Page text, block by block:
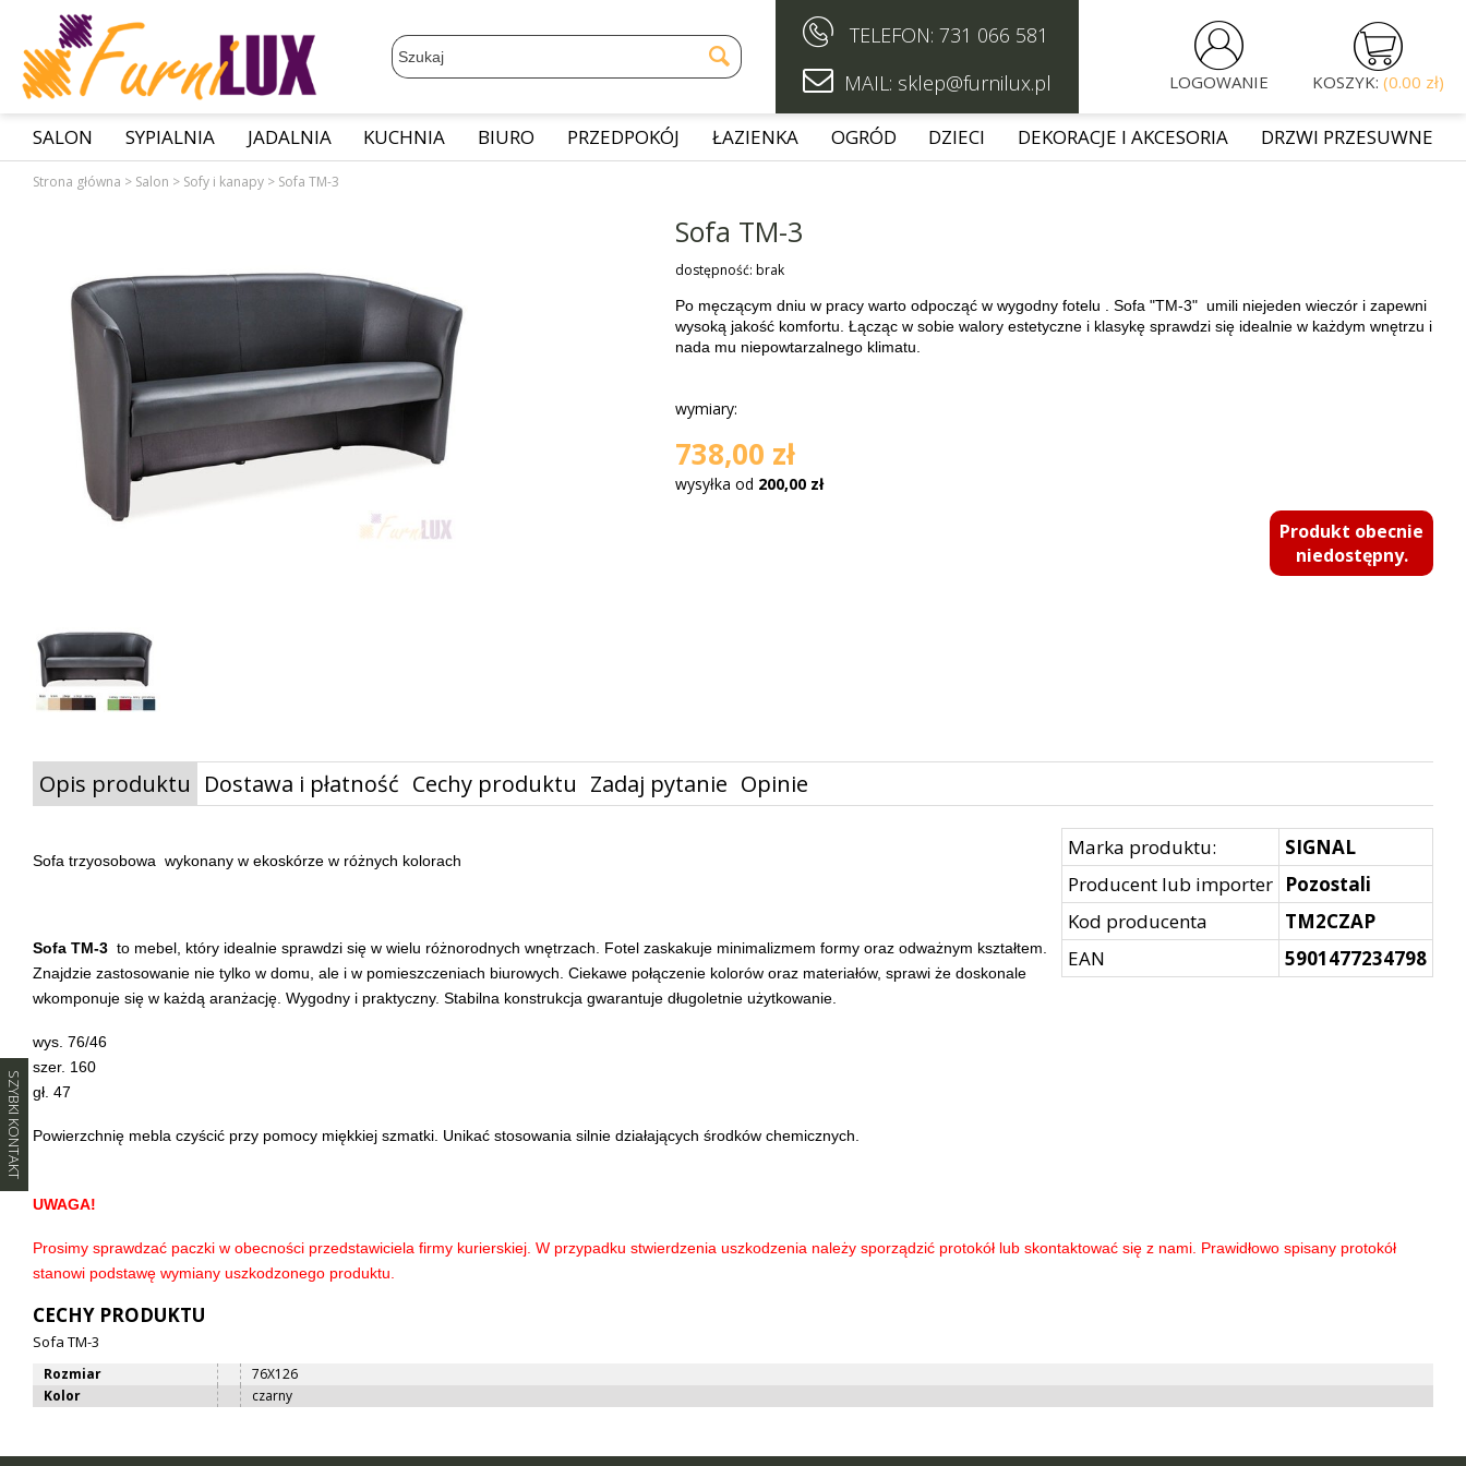
SZYBKI KONTAKT
Strona główna > Salon > Sofy i kanapy > Sofa TM-3
Sofa TM-3
dostępność: brak
Po męczącym dniu w pracy warto odpocząć w wygodny fotelu . Sofa "TM-3" umili niejeden wieczór i zapewni
wysoką jakość komfortu. Łącząc w sobie walory estetyczne i klasykę sprawdzi się idealnie w każdym wnętrzu i
nada mu niepowtarzalnego klimatu.
wymiary:
738,00 zł
wysyłka od 200,00 zł
Produkt obecnie
niedostępny.
Opis produktu Dostawa i płatność Cechy produktu Zadaj pytanie Opinie
Marka produktu:
SIGNAL
Producent lub importer Pozostali
Kod producenta
TM2CZAP
EAN
5901477234798
Sofa trzyosobowa wykonany w ekoskórze w różnych kolorach
Sofa TM-3 to mebel, który idealnie sprawdzi się w wielu różnorodnych wnętrzach. Fotel zaskakuje minimalizmem formy oraz odważnym kształtem.
Znajdzie zastosowanie nie tylko w domu, ale i w pomieszczeniach biurowych. Ciekawe połączenie kolorów oraz materiałów, sprawi że doskonale
wkomponuje się w każdą aranżację. Wygodny i praktyczny. Stabilna konstrukcja gwarantuje długoletnie użytkowanie.
wys. 76/46
szer. 160
gł. 47
Powierzchnię mebla czyścić przy pomocy miękkiej szmatki. Unikać stosowania silnie działających środków chemicznych.
UWAGA!
Prosimy sprawdzać paczki w obecności przedstawiciela firmy kurierskiej. W przypadku stwierdzenia uszkodzenia należy sporządzić protokół lub skontaktować się z nami. Prawidłowo spisany protokół
stanowi podstawę wymiany uszkodzonego produktu.
CECHY PRODUKTU
Sofa TM-3
Rozmiar
76X126
Kolor
czarny

 TELEFON:731 066 581
 MAIL: sklep@furnilux.pl

LOGOWANIE

KOSZYK: (0.00 zł)
SALON SYPIALNIA JADALNIA KUCHNIA BIURO PRZEDPOKÓJ ŁAZIENKA OGRÓD DZIECI DEKORACJE I AKCESORIA DRZWI PRZESUWNE